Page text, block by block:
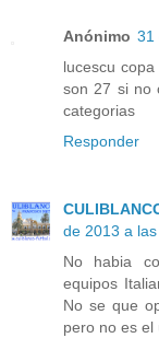
Anónimo 31
lucescu
son 27 si no
categorias
Responder
de 2013 a las
No habia
equipos
No se que
pero no es el